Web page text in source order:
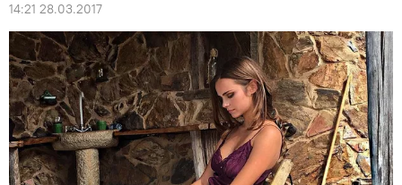
14:21 28.03.2017